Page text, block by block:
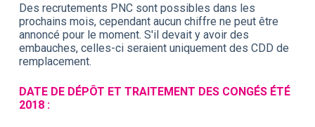
Des recrutements PNC sont possibles dans les
prochains mois, cependant aucun chiffre ne peut être
annoncé pour le moment. S'il devait y avoir des
embauches, celles-ci seraient uniquement des CDD de
remplacement.
DATE DE DÉPÔT ET TRAITEMENT DES CONGÉS ÉTÉ
2018 :